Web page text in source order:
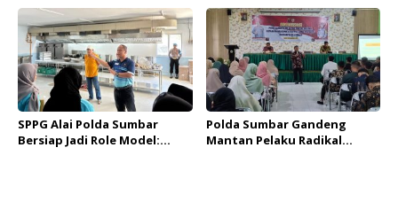
Ekskavator
Kenyamanan Layaknya di
Perbankan
SPPG Alai Polda Sumbar
Bersiap Jadi Role Model:
Polda Sumbar Gandeng
Mantan Pelaku Radikal